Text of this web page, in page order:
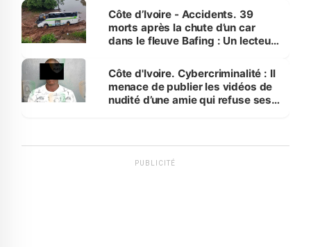
Côte d’Ivoire - Accidents. 39
morts après la chute d’un car
dans le fleuve Bafing : Un lecteur
des Transports
Côte d'Ivoire. Cybercriminalité : Il
menace de publier les vidéos de
nudité d’une amie qui refuse ses
PUBLICITÉ